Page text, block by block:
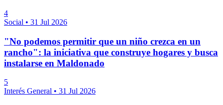
4
Social • 31 Jul 2026
"No podemos permitir que un niño crezca en un
rancho": la iniciativa que construye hogares y busca
instalarse en Maldonado
5
Interés General • 31 Jul 2026